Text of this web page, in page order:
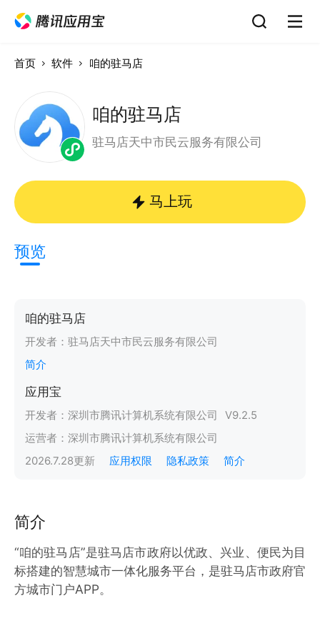
首页 软件 咱的驻马店
咱的驻马店
驻马店天中市民云服务有限公司
马上玩
预览
咱的驻马店
开发者： 驻马店天中市民云服务有限公司
简介
应用宝
开发者： 深圳市腾讯计算机系统有限公司 V9.2.5
运营者： 深圳市腾讯计算机系统有限公司
2026.7.28更新 应用权限 隐私政策 简介
简介
“咱的驻马店”是驻马店市政府以优政、兴业、便民为目
标搭建的智慧城市一体化服务平台，是驻马店市政府官
方城市门户APP。